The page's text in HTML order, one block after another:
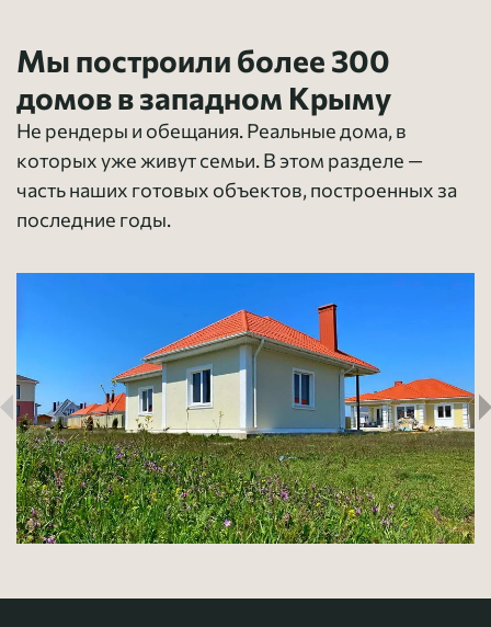
Мы построили более 300
домов в западном Крыму
Не рендеры и обещания. Реальные дома, в
которых уже живут семьи.В этом разделе —
часть наших готовых объектов, построенных за
последние годы.